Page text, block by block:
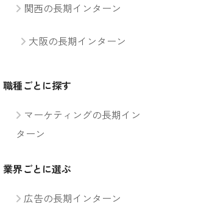
関西の長期インターン
大阪の長期インターン
職種ごとに探す
マーケティングの長期イン
ターン
業界ごとに選ぶ
広告の長期インターン